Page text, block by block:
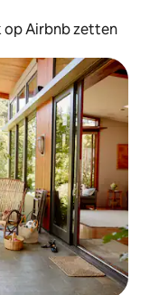
op Airbnb zetten